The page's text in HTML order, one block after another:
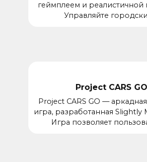
геймплеем и реалистичной
Управляйте
Project CARS GO
Project CARS GO —
игра, разработанная Slightly
Игра позволяет